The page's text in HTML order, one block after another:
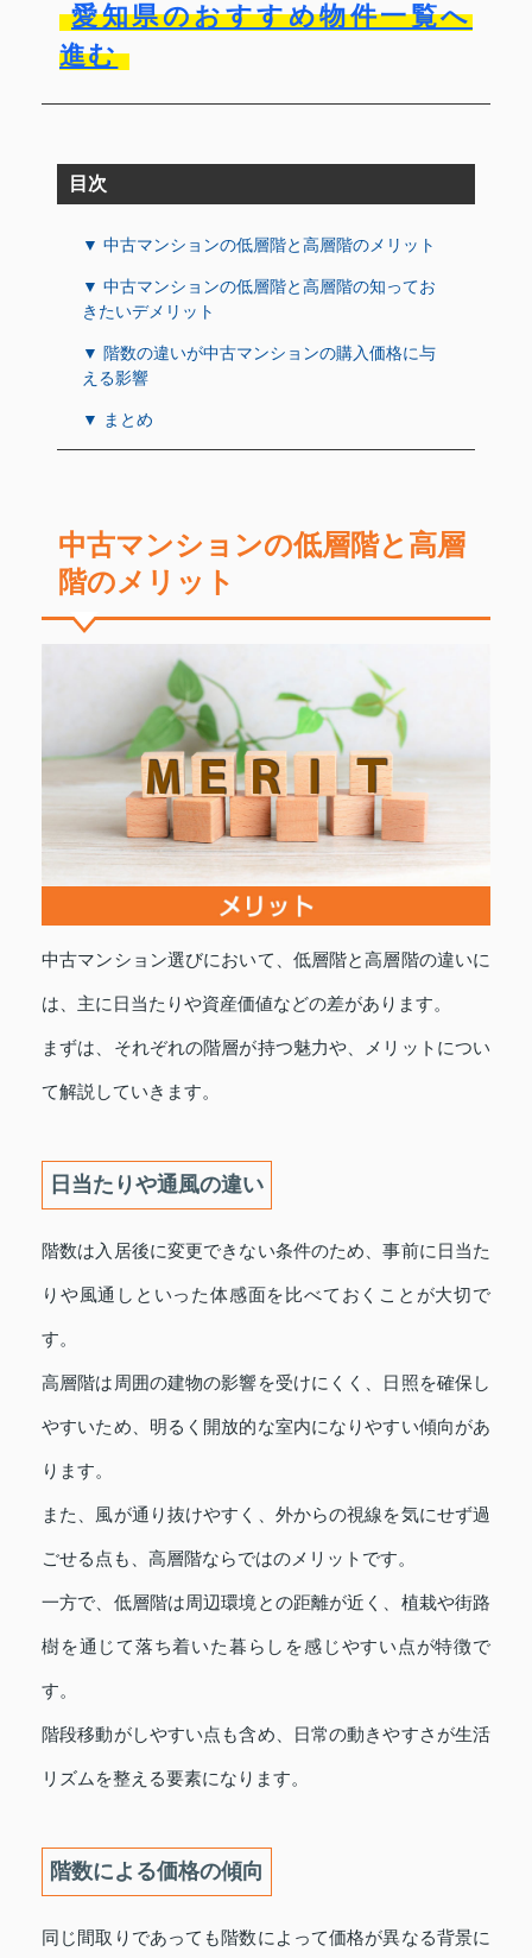
愛知県のおすすめ物件一覧へ
進む
目次
▼ 中古マンションの低層階と高層階のメリット
▼ 中古マンションの低層階と高層階の知ってお
きたいデメリット
▼ 階数の違いが中古マンションの購入価格に与
える影響
▼ まとめ
中古マンションの低層階と高層
階のメリット
中古マンション選びにおいて、低層階と高層階の違いに
は、主に日当たりや資産価値などの差があります。
まずは、それぞれの階層が持つ魅力や、メリットについ
て解説していきます。
日当たりや通風の違い
階数は入居後に変更できない条件のため、事前に日当た
りや風通しといった体感面を比べておくことが大切で
す。
高層階は周囲の建物の影響を受けにくく、日照を確保し
やすいため、明るく開放的な室内になりやすい傾向があ
ります。
また、風が通り抜けやすく、外からの視線を気にせず過
ごせる点も、高層階ならではのメリットです。
一方で、低層階は周辺環境との距離が近く、植栽や街路
樹を通じて落ち着いた暮らしを感じやすい点が特徴で
す。
階段移動がしやすい点も含め、日常の動きやすさが生活
リズムを整える要素になります。
階数による価格の傾向
同じ間取りであっても階数によって価格が異なる背景に